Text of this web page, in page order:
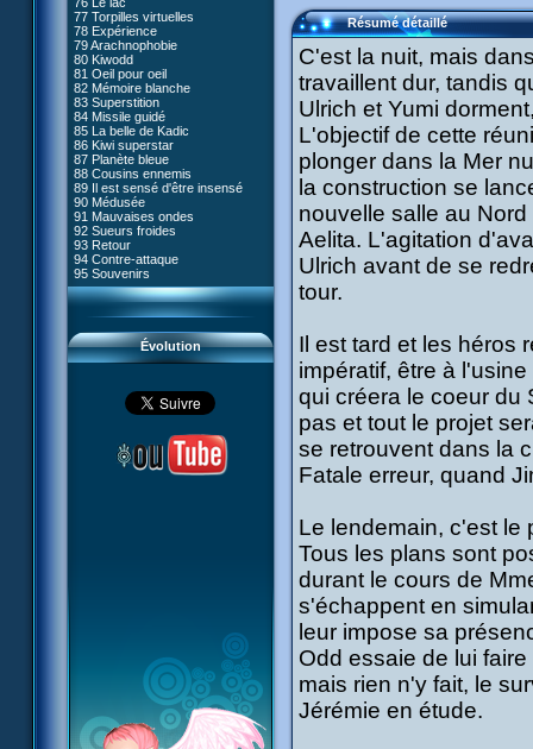
77 Torpilles virtuelles
78 Expérience
79 Arachnophobie
80 Kiwodd
81 Oeil pour oeil
82 Mémoire blanche
83 Superstition
84 Missile guidé
85 La belle de Kadic
86 Kiwi superstar
87 Planète bleue
88 Cousins ennemis
89 Il est sensé d'être insensé
90 Médusée
91 Mauvaises ondes
92 Sueurs froides
93 Retour
94 Contre-attaque
95 Souvenirs
Évolution
#05 - Rivalité
#06 - Soupçons
#07 - Compte-à-rebours
#08 - Virus
#09 - Comment tromper XANA
#10 - Le réveil du guerrier
#11 - Rendez-vous
#12 - Chaos à Kadic
#13 - Vendredi 13
#14 - Intrusion
#15 - Les sans-codes
#16 - Confusion
#17 - Un avenir professionnel
assuré
#18 - Obstination
#19 - Le piège
#20 - Espionnage
#21 - Faux-semblants
#22 - Mutinerie
#23 - Le blues de Jérémie
#24 - Paradoxe temporel
#25 - Hécatombe
#26 - Ultime mission
Résumé détaillé
C'est la nuit, mais
travaillent dur, tandis
Ulrich et Yumi
L'objectif de cette
plonger dans la Mer
la construction se
nouvelle salle au
Aelita. L'agitation
Ulrich avant de se
tour.
Il est tard et les héros
impératif, être à
qui créera le coeur du
pas et tout le projet
se retrouvent dans la
Fatale erreur, quand
Le lendemain, c'est le
Tous les plans sont
durant le cours de
s'échappent en
leur impose sa
Odd essaie de lui
mais rien n'y fait, le
Jérémie en étude.